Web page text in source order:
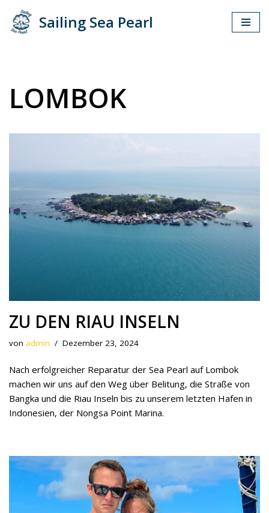
Zum
Sailing Sea Pearl
LOMBOK
ZU DEN RIAU INSELN
von admin Dezember 23, 2024
Nach erfolgreicher Reparatur der Sea Pearl auf Lombok
machen wir uns auf den Weg über Belitung, die Straße von
Bangka und die Riau Inseln bis zu unserem letzten Hafen in
Indonesien, der Nongsa Point Marina.